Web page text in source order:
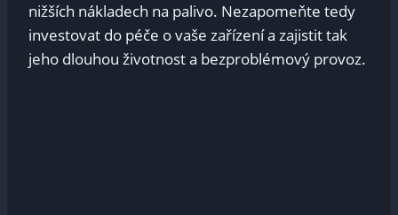
nižších nákladech na palivo. Nezapomeňte tedy
investovat do péče o vaše zařízení a zajistit tak
jeho dlouhou životnost a bezproblémový provoz.